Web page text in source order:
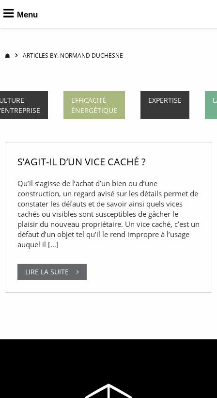
☗ ARTICLES BY: NORMAND DUCHESNE
EFFICACITÉ
ÉNERGÉTIQUE
EXPERTISE
S’AGIT-IL D’UN VICE CACHÉ ?
Qu’il s’agisse de l’achat d’un bien ou d’une
construction, un regard avisé sur les détails permet de
constater les défauts et de savoir ainsi quels vices
cachés ou visibles sont susceptibles de gâcher le
plaisir du nouveau propriétaire. Un vice caché, c’est un
défaut d’un objet tel qu’il le rend impropre à l’usage
auquel il […]
LIRE LA SUITE
Menu